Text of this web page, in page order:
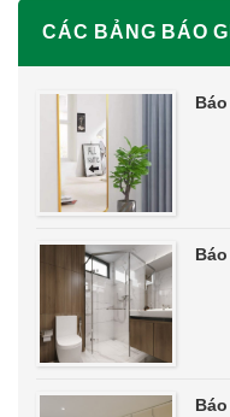
CÁC BẢNG BÁO